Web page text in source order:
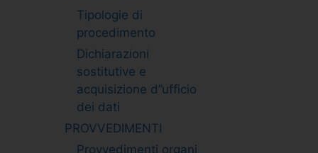
Tipologie di
procedimento
Dichiarazioni
sostitutive e
acquisizione d”ufficio
dei dati
PROVVEDIMENTI
Provvedimenti organi